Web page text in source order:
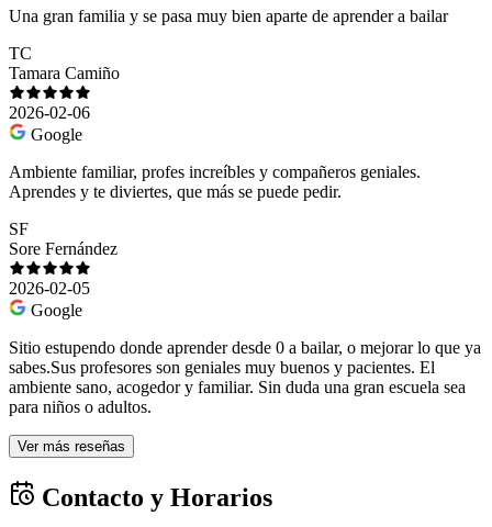
Una gran familia y se pasa muy bien aparte de aprender a bailar
TC
Tamara Camiño
2026-02-06
Google
Ambiente familiar, profes increíbles y compañeros geniales.
Aprendes y te diviertes, que más se puede pedir.
SF
Sore Fernández
2026-02-05
Google
Sitio estupendo donde aprender desde 0 a bailar, o mejorar lo que ya
sabes.Sus profesores son geniales muy buenos y pacientes. El
ambiente sano, acogedor y familiar. Sin duda una gran escuela sea
para niños o adultos.
Ver más reseñas
Contacto y Horarios